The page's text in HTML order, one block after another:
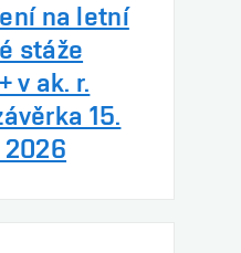
na letní
stáže
v ak. r.
15.
2026